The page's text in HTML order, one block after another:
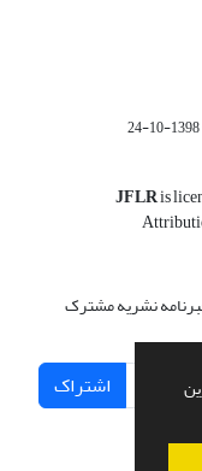
1398-10-24
JFLRis
نشریه مشترک
اشتراک